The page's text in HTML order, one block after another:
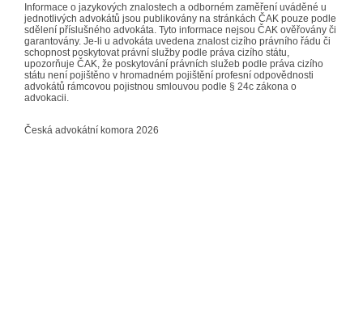
Informace o jazykových znalostech a odborném zaměření uváděné u
jednotlivých advokátů jsou publikovány na stránkách ČAK pouze podle
sdělení příslušného advokáta. Tyto informace nejsou ČAK ověřovány či
garantovány. Je-li u advokáta uvedena znalost cizího právního řádu či
schopnost poskytovat právní služby podle práva cizího státu,
upozorňuje ČAK, že poskytování právních služeb podle práva cizího
státu není pojištěno v hromadném pojištění profesní odpovědnosti
advokátů rámcovou pojistnou smlouvou podle § 24c zákona o
advokacii.
Česká advokátní komora 2026